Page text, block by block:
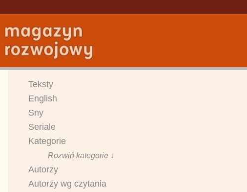
Teksty
English
Sny
Seriale
Kategorie
Rozwiń kategorie ↓
Autorzy
Autorzy wg czytania